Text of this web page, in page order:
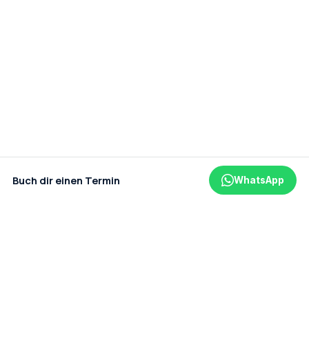
Buch dir einen Termin WhatsApp